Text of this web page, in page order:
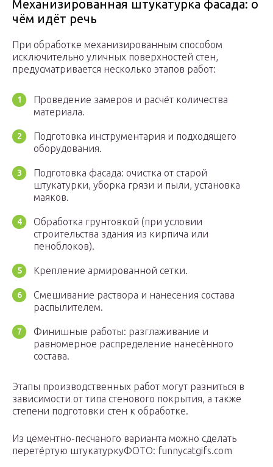
Механизированная штукатурка фасада: о
чём идёт речь
При обработке механизированным способом
исключительно уличных поверхностей стен,
предусматривается несколько этапов работ:
Проведение замеров и расчёт количества
материала.
Подготовка инструментария и подходящего
оборудования.
Подготовка фасада: очистка от старой
штукатурки, уборка грязи и пыли, установка
маяков.
Обработка грунтовкой (при условии
строительства здания из кирпича или
пеноблоков).
Крепление армированной сетки.
Смешивание раствора и нанесения состава
распылителем.
Финишные работы: разглаживание и
равномерное распределение нанесённого
состава.
Этапы производственных работ могут разниться в
зависимости от типа стенового покрытия, а также
степени подготовки стен к обработке.
Из цементно-песчаного варианта можно сделать
перетёртую штукатуркуФОТО: funnycatgifs.com